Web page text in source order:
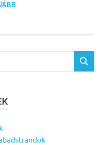
SEARCH